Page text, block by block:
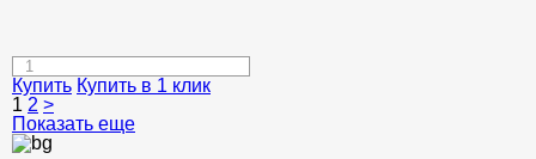
Купить Купить в 1 клик
1 2 >
Показать еще